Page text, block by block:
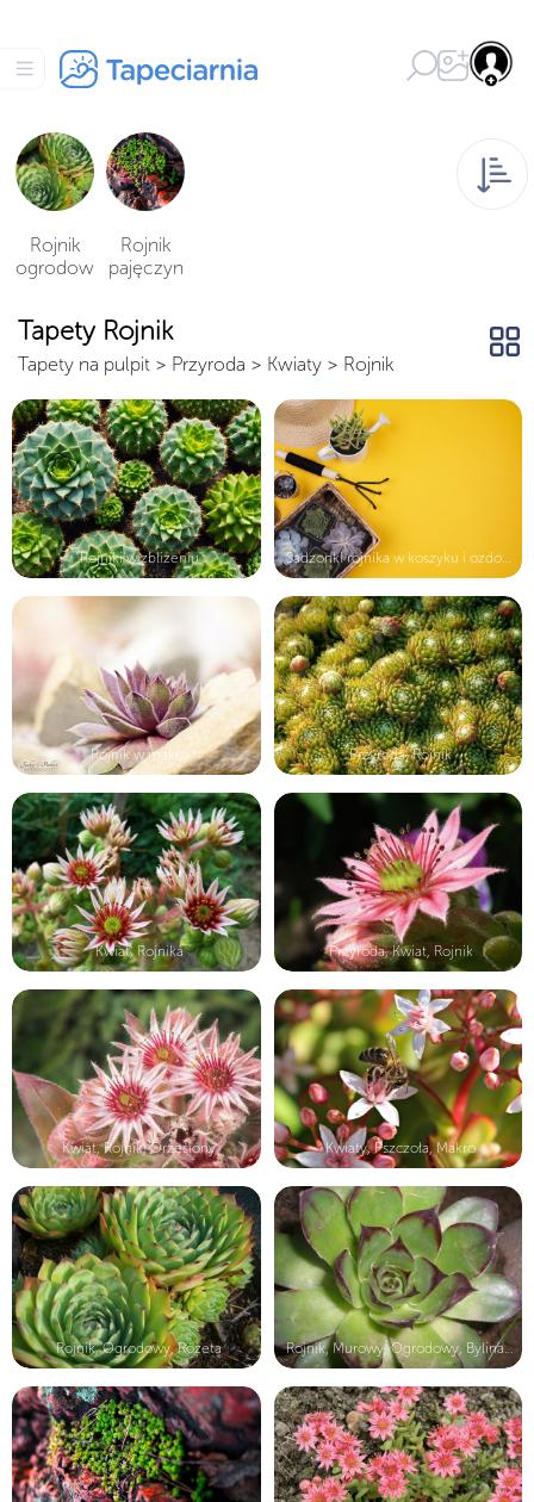
Rojnik
ogrodow
Rojnik
pajęczyn
Tapety Rojnik
Tapety na pulpit > Przyroda > Kwiaty > Rojnik
Rojniki w zbliżeniu Sadzonki rojnika w koszyku i ozdobn...
Rojnik w makro Przyroda, Rojnik
Kwiat, Rojnika Przyroda, Kwiat, Rojnik
Kwiat, Rojnik, Orzęsiony Kwiaty, Pszczoła, Makro
Rojnik, Ogrodowy, Rozeta Rojnik, Murowy, Ogrodowy, Bylina, R...